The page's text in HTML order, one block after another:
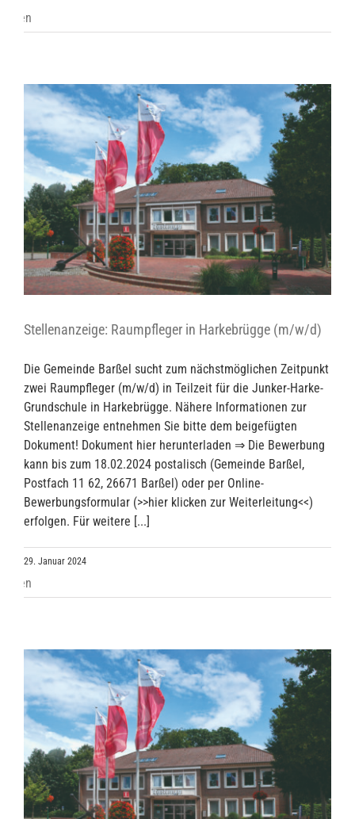
Stellenanzeige: Raumpfleger in Harkebrügge (m/w/d)
Die Gemeinde Barßel sucht zum nächstmöglichen Zeitpunkt
zwei Raumpfleger (m/w/d) in Teilzeit für die Junker-Harke-
Grundschule in Harkebrügge. Nähere Informationen zur
Stellenanzeige entnehmen Sie bitte dem beigefügten
Dokument! Dokument hier herunterladen ⇒ Die Bewerbung
kann bis zum 18.02.2024 postalisch (Gemeinde Barßel,
Postfach 11 62, 26671 Barßel) oder per Online-
Bewerbungsformular (>>hier klicken zur Weiterleitung<<)
erfolgen. Für weitere [...]
29. Januar 2024